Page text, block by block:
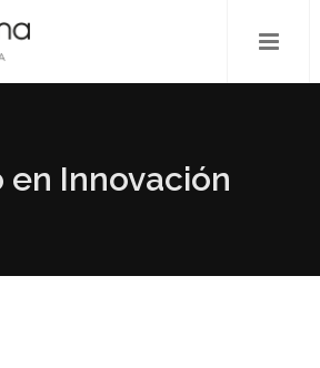
en Innovación